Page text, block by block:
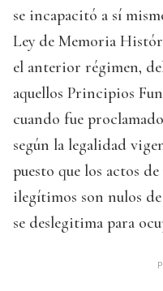
se incapacitó a sí
Ley de Memoria
el anterior régimen,
aquellos Principios
cuando fue
según la legalidad
puesto que los actos
ilegítimos son nulos
se deslegitima para